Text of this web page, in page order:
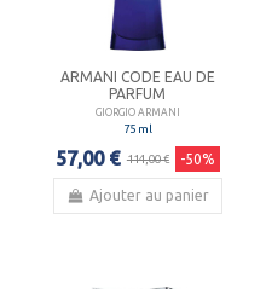
ARMANI CODE EAU DE
PARFUM
GIORGIO ARMANI
75 ml
57,00 € 114,00 € -50%
Ajouter au panier